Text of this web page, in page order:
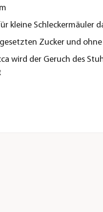
kleine Schleckermäuler
Zucker und
wird der Geruch des